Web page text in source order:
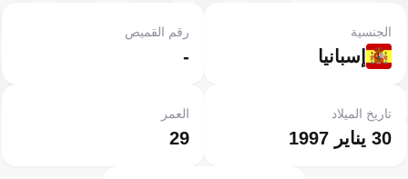
إسبانيا
الجنسية
-
رقم القميص
30 يناير 1997
تاريخ الميلاد
29
العمر